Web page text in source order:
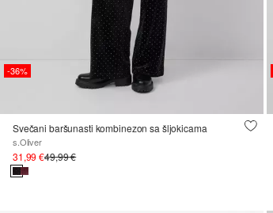
-36%
Svečani baršunasti kombinezon sa šljokicama
s.Oliver
31,99 €49,99 €